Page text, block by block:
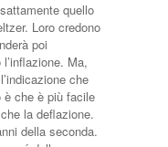
quello
Loro credono
poi
Ma,
che
che è più facile
la deflazione.
della seconda.